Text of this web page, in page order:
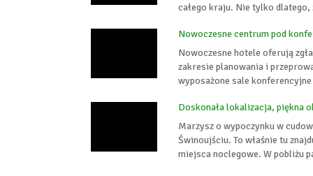
całego kraju. Nie tylko
Nowoczesne centrum pod
Nowoczesne hotele oferują
zakresie planowania i
wyposażone sale
Doskonała lokalizacja, piękna
Marzysz o wypoczynku w
Świnoujściu. To właśnie tu
miejsca noclegowe. W pobliżu